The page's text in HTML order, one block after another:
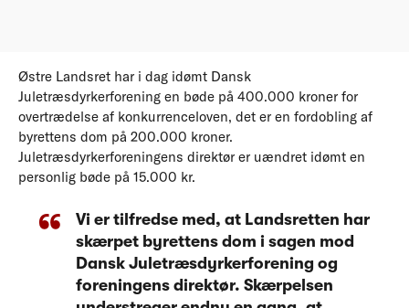
Østre Landsret har i dag idømt Dansk
Juletræsdyrkerforening en bøde på 400.000 kroner for
overtrædelse af konkurrenceloven, det er en fordobling af
byrettens dom på 200.000 kroner.
Juletræsdyrkerforeningens direktør er uændret idømt en
personlig bøde på 15.000 kr.
Vi er tilfredse med, at Landsretten har
skærpet byrettens dom i sagen mod
Dansk Juletræsdyrkerforening og
foreningens direktør. Skærpelsen